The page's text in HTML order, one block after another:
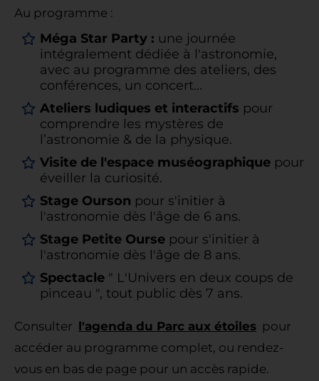
Au programme :
Méga Star Party : une journée
intégralement dédiée à l'astronomie,
avec au programme des ateliers, des
conférences, un concert...
Ateliers ludiques et interactifs pour
comprendre les mystères de
l’astronomie & de la physique.
Visite de l'espace muséographique pour
éveiller la curiosité.
Stage Ourson pour s'initier à
l'astronomie dès l'âge de 6 ans.
Stage Petite Ourse pour s'initier à
l'astronomie dès l'âge de 8 ans.
Spectacle " L'Univers en deux coups de
pinceau ", tout public dès 7 ans.
Consulter l'agenda du Parc aux étoiles pour
accéder au programme complet, ou rendez-
vous en bas de page pour un accès rapide.